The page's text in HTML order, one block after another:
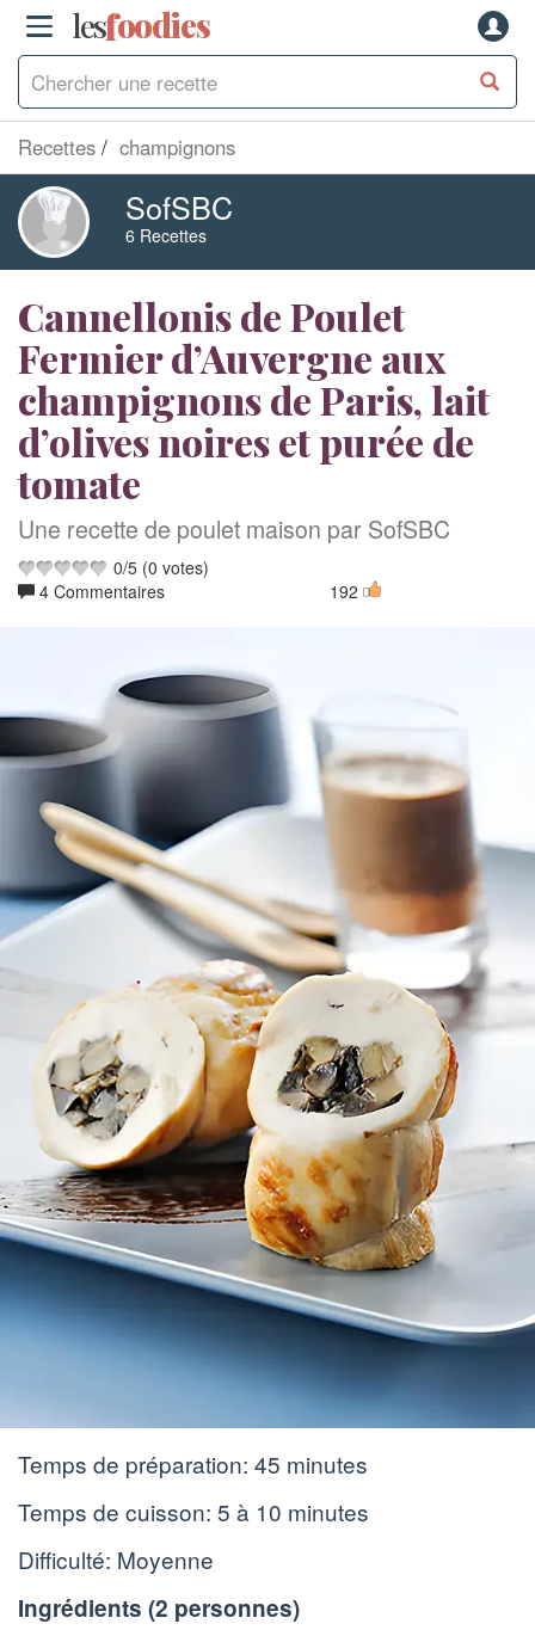
lesfoodies
Recettes champignons
SofSBC
6 Recettes
Cannellonis de Poulet
Fermier d’Auvergne aux
champignons de Paris, lait
d’olives noires et purée de
tomate
Une recette de poulet maison par SofSBC
0/5 (0 votes)
4 Commentaires
192
Temps de préparation: 45 minutes
Temps de cuisson: 5 à 10 minutes
Difficulté: Moyenne
Ingrédients (2 personnes)